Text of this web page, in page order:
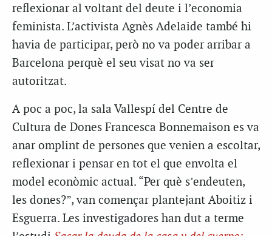
reflexionar al voltant del deute i l’economia
feminista. L’activista Agnès Adelaide també hi
havia de participar, però no va poder arribar a
Barcelona perquè el seu visat no va ser
autoritzat.
A poc a poc, la sala Vallespí del Centre de
Cultura de Dones Francesca Bonnemaison es va
anar omplint de persones que venien a escoltar,
reflexionar i pensar en tot el que envolta el
model econòmic actual. “Per què s’endeuten,
les dones?”, van començar plantejant Aboitiz i
Esguerra. Les investigadores han dut a terme